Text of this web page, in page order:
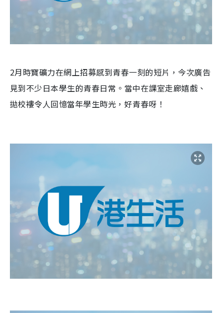
2月時寶礦力在網上招募感到青春一刻的短片，今次廣告
見到不少日本學生的青春日常。當中在課室走廊嬉戲、
拋校褸令人回憶當年學生時光，好青春呀！